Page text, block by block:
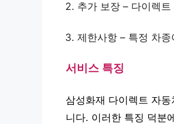
추가 보장 – 다이렉
제한사항 – 특정 차
서비스 특징
삼성화재 다이렉트 자
니다. 이러한 특징 덕분